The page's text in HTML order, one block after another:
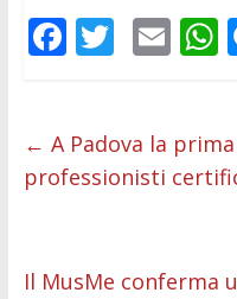
F
b
o
k
T
er
E
l s
← A Padova la
professionisti
Il MusMe conferma